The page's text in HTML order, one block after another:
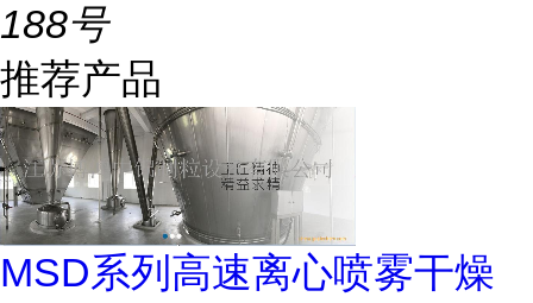
188号
推荐产品
MSD系列高速离心喷雾干燥